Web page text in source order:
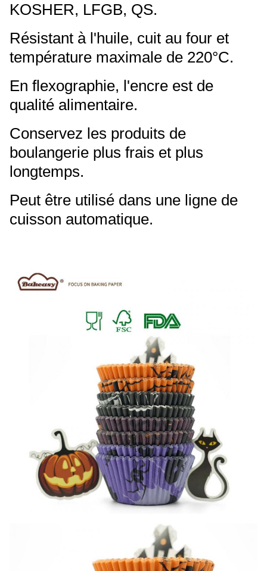
KOSHER, LFGB, QS.
Résistant à l'huile, cuit au four et
température maximale de 220°C.
En flexographie, l'encre est de
qualité alimentaire.
Conservez les produits de
boulangerie plus frais et plus
longtemps.
Peut être utilisé dans une ligne de
cuisson automatique.